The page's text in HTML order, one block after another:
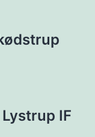
IF